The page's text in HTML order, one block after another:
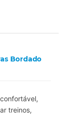
Bordado
treinos,